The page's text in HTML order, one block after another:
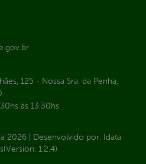
125 - Nossa Sra. da Penha,
às 13:30hs
2026 Desenvolvido por: Idata
(Version: 1.2.4)